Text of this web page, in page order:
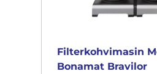
Filterkohvimasin
Bonamat Bravilor